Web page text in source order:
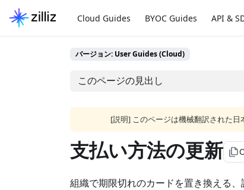
Cloud Guides BYOC Guides API &
バージョン: User Guides (Cloud)
このページの見出し
[説明] このページは機械翻訳された日
支払い方法の更新 file_copy
組織で期限切れのカードを置き換える